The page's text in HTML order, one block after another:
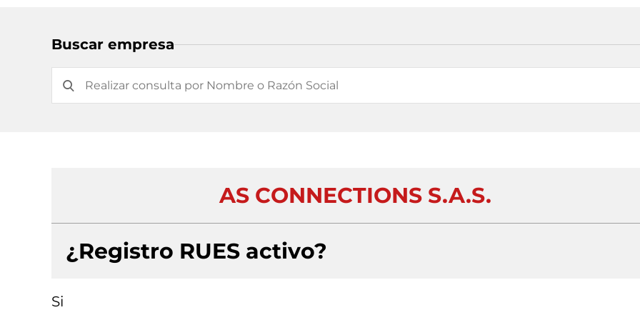
Buscar empresa
AS CONNECTIONS S.A.S.
¿Registro RUES activo?
Si